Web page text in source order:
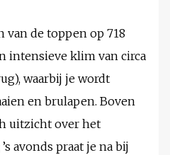
van de toppen op 718
intensieve klim van circa
waarbij je wordt
en brulapen. Boven
uitzicht over het
avonds praat je na bij